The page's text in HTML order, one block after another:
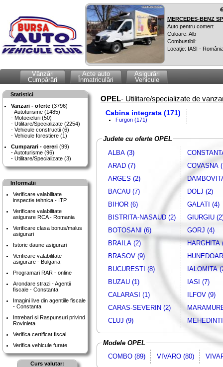
MERCEDES-BENZ
Auto pentru comert
Culoare: Alb
Combustibil:
Locaţie: IASI -
Vânzări
Cumpărări
Acte auto
Înmatriculări
Asigurări
Vehicule
Statistici
Vanzari - oferte (3796)
Autoturisme (1485)
Motocicluri (50)
Utilitare/Specializate (2254)
Vehicule constructii (6)
Vehicule forestiere (1)
Cumparari - cereri (99)
Autoturisme (96)
Utilitare/Specializate (3)
Informatii
Verificare valabilitate
inspectie tehnica - ITP
Verificare valabilitate
asigurare RCA - Romania
Verificare clasa bonus/malus
asigurari
Istoric daune asigurari
Verificare valabilitate
asigurare - Bulgaria
Programari RAR - online
Arondare strazi - Agentii
fiscale - Constanta
Imagini live din agentiile fiscale
- Constanta
Intrebari si Raspunsuri privind
Rovinieta
Verifica certificat fiscal
Verifica vehicule furate
Curs valutar:
OPEL- Utilitare/specializate de
Cabina integrata (171)
Furgon (171)
Judete cu oferte OPEL
ALBA (3)
ARAD (7)
ARGES (2)
BACAU (7)
BIHOR (6)
BISTRITA-NASAUD (2)
BOTOSANI (6)
BRAILA (2)
BRASOV (9)
BUCURESTI (8)
BUZAU (1)
CALARASI (1)
CARAS-SEVERIN (2)
CLUJ (9)
COVASNA
DOLJ (2)
GALATI (4)
GIURGIU
GORJ (4)
HARGHITA
IALOMITA
IASI (7)
ILFOV (9)
Modele OPEL
COMBO (89)
VIVARO (80)